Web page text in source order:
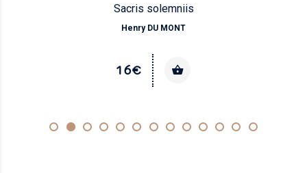
Sacris solemniis
Henry DU MONT
16€